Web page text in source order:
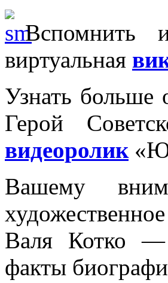
Вспомнить
виртуальная
Узнать больше
Герой
видеоролик
Вашему
Валя Котко —
факты